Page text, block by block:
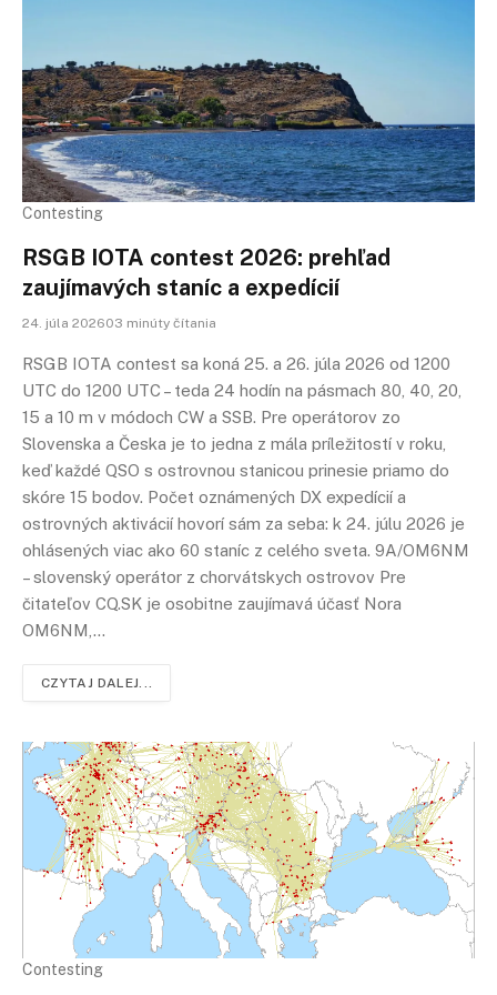
Contesting
RSGB IOTA contest 2026: prehľad
zaujímavých staníc a expedícií
24. júla 202603 minúty čítania
RSGB IOTA contest sa koná 25. a 26. júla 2026 od 1200
UTC do 1200 UTC – teda 24 hodín na pásmach 80, 40, 20,
15 a 10 m v módoch CW a SSB. Pre operátorov zo
Slovenska a Česka je to jedna z mála príležitostí v roku,
keď každé QSO s ostrovnou stanicou prinesie priamo do
skóre 15 bodov. Počet oznámených DX expedícií a
ostrovných aktivácií hovorí sám za seba: k 24. júlu 2026 je
ohlásených viac ako 60 staníc z celého sveta. 9A/OM6NM
– slovenský operátor z chorvátskych ostrovov Pre
čitateľov CQ.SK je osobitne zaujímavá účasť Nora
OM6NM,…
CZYTAJ DALEJ...
Contesting